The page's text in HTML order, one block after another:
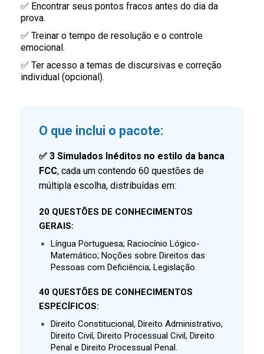
✅ Encontrar seus pontos fracos antes do dia da
prova.
✅ Treinar o tempo de resolução e o controle
emocional.
✅ Ter acesso a temas de discursivas e correção
individual (opcional).
O que inclui o pacote:
✅ 3 Simulados Inéditos no estilo da banca
FCC, cada um contendo 60 questões de
múltipla escolha, distribuídas em:
20 QUESTÕES DE CONHECIMENTOS
GERAIS:
Língua Portuguesa; Raciocínio Lógico-
Matemático; Noções sobre Direitos das
Pessoas com Deficiência; Legislação.
40 QUESTÕES DE CONHECIMENTOS
ESPECÍFICOS:
Direito Constitucional, Direito Administrativo,
Direito Civil, Direito Processual Civil, Direito
Penal e Direito Processual Penal.